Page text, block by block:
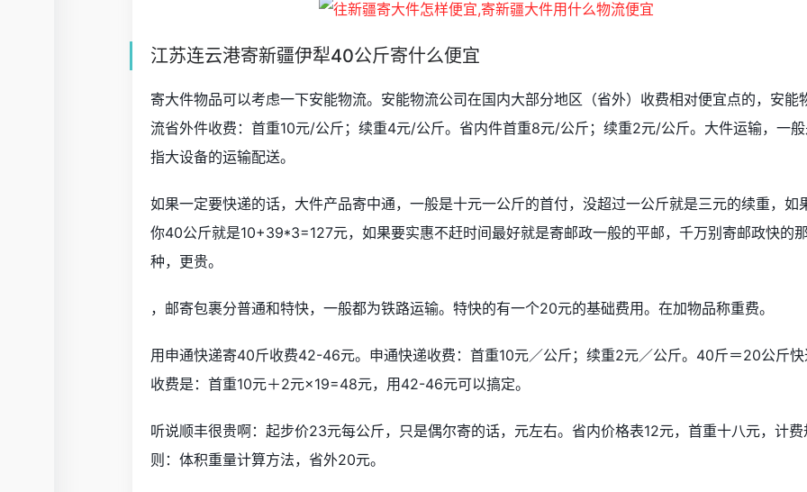
江苏连云港寄新疆伊犁40公斤寄什么便宜
寄大件物品可以考虑一下安能物流。安能物流公司在国内大部分地区（省外）收费相对便宜点的，安能
流省外件收费：首重10元/公斤；续重4元/公斤。省内件首重8元/公斤；续重2元/公斤。大件运输，一
指大设备的运输配送。
如果一定要快递的话，大件产品寄中通，一般是十元一公斤的首付，没超过一公斤就是三元的续重，如
你40公斤就是10+39*3=127元，如果要实惠不赶时间最好就是寄邮政一般的平邮，千万别寄邮政快的
种，更贵。
，邮寄包裹分普通和特快，一般都为铁路运输。特快的有一个20元的基础费用。在加物品称重费。
用申通快递寄40斤收费42-46元。申通快递收费：首重10元／公斤；续重2元／公斤。40斤＝20公斤
收费是：首重10元＋2元×19=48元，用42-46元可以搞定。
听说顺丰很贵啊：起步价23元每公斤，只是偶尔寄的话，元左右。省内价格表12元，首重十八元，计费
则：体积重量计算方法，省外20元。